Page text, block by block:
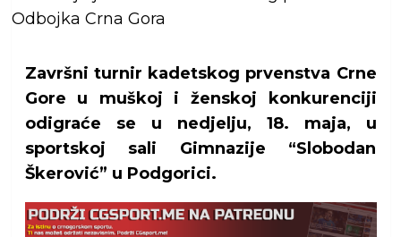
Završni turnir kadetskog prvenstva Crne
Gore u muškoj i ženskoj konkurenciji
odigraće se u nedjelju, 18. maja, u
sportskoj sali Gimnazije “Slobodan
Škerović” u Podgorici.